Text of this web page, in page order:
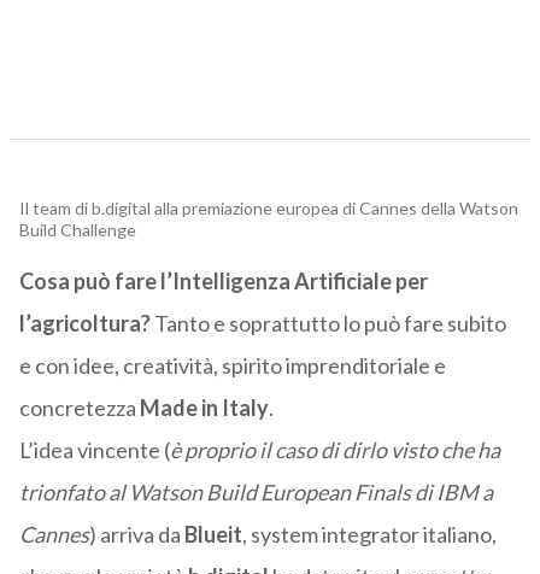
Il team di b.digital alla premiazione europea di Cannes della Watson
Build Challenge
Cosa può fare l’Intelligenza Artificiale per
l’agricoltura?Tanto e soprattutto lo può fare subito
e con idee, creatività, spirito imprenditoriale e
concretezza Made in Italy.
L’idea vincente (è proprio il caso di dirlo visto che ha
trionfato al Watson Build European Finals di IBM a
Cannes) arriva da Blueit, system integrator italiano,